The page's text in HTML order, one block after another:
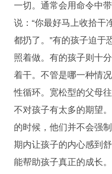
一切。通常会用命令中
说：“你最好马上收拾干
都扔了。”有的孩子迫于
照着做。有的孩子则十
着干。不管是哪一种情
性循环。宽松型的父母
不对孩子有太多的期望
的时候，他们并不会强
期内让孩子的内心感到
能帮助孩子真正的成长